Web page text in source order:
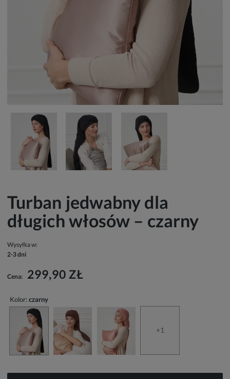
Turban jedwabny dla
długich włosów – czarny
Wysyłka w:
2-3 dni
Cena: 299,90 ZŁ
Kolor:czarny
+1